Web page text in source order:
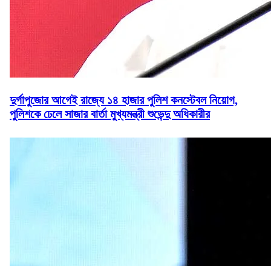
দুর্গাপুজোর আগেই রাজ্যে ১৪ হাজার পুলিশ কনস্টেবল নিয়োগ,
পুলিশকে ঢেলে সাজার বার্তা মুখ্যমন্ত্রী শুভেন্দু অধিকারীর